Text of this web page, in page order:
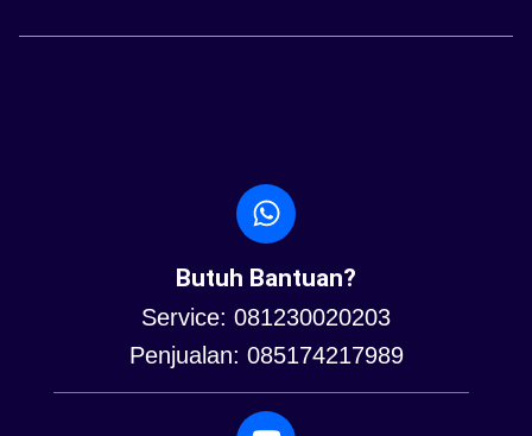
Butuh Bantuan?
Service: 081230020203
Penjualan: 085174217989